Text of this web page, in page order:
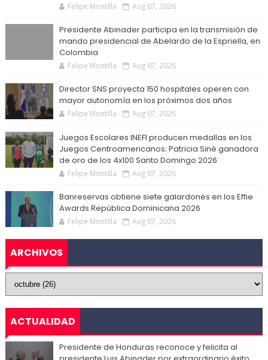
Felipe Montilla Aug 07, 2026
Presidente Abinader participa en la transmisión de
mando presidencial de Abelardo de la Espriella, en
Colombia
Felipe Montilla Aug 07, 2026
Director SNS proyecta 150 hospitales operen con
mayor autonomía en los próximos dos años
Felipe Montilla Aug 07, 2026
Juegos Escolares INEFI producen medallas en los
Juegos Centroamericanos; Patricia Siné ganadora
de oro de los 4x100 Santo Domingo 2026
Felipe Montilla Aug 07, 2026
Banreservas obtiene siete galardones en los Effie
Awards República Dominicana 2026
Felipe Montilla Aug 07, 2026
ARCHIVOS
ACTUALIDAD
Presidente de Honduras reconoce y felicita al